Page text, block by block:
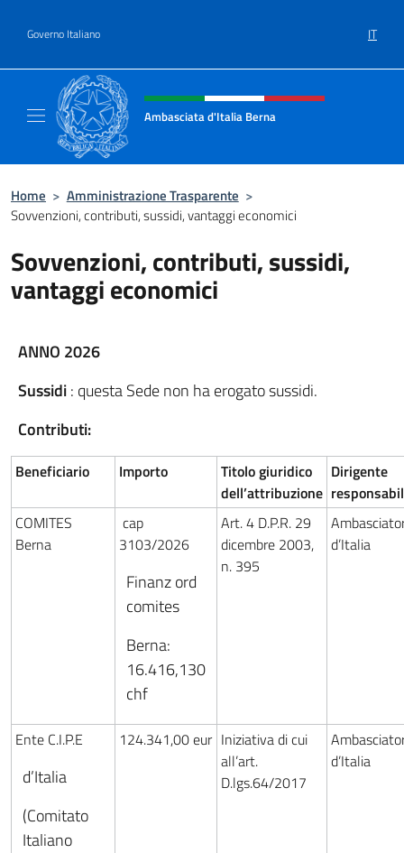
Governo Italiano IT
Intestazione sito, social e menù
Ambasciata d'Italia Berna
Home > Amministrazione Trasparente >
Sovvenzioni, contributi, sussidi, vantaggi economici
Sovvenzioni, contributi, sussidi,
vantaggi economici
ANNO 2026
Sussidi: questa Sede non ha erogato sussidi.
Contributi:
Beneficiario Importo
Titolo giuridico
dell’attribuzione
Dirigente
COMITES
Berna
cap
3103/2026
Finanz ord
comites
Berna:
16.416,130
chf
Art. 4 D.P.R. 29
dicembre 2003,
n. 395
d’Italia
Ente C.I.P.E
d’Italia
(Comitato
Italiano
124.341,00 eur Iniziativa di cui
all’art.
D.lgs.64/2017
d’Italia